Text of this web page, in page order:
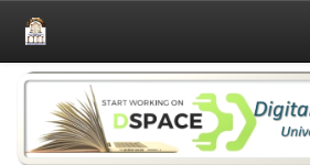
Skip
navigation